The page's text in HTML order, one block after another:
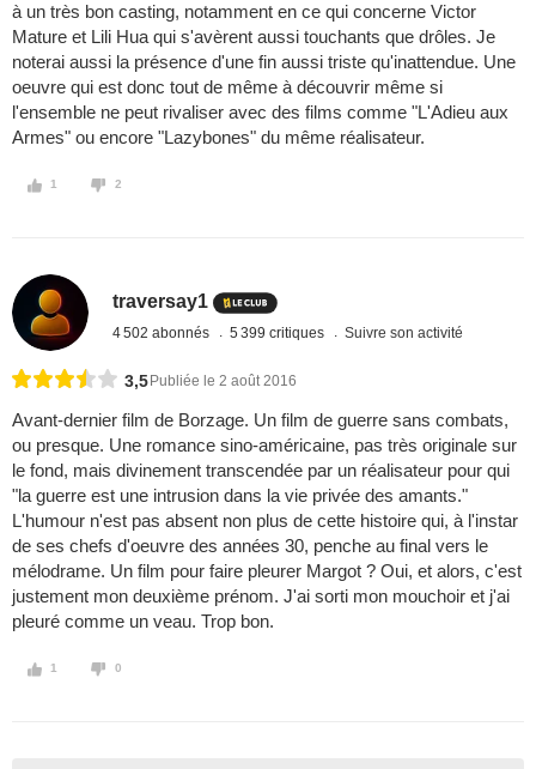
à un très bon casting, notamment en ce qui concerne Victor
Mature et Lili Hua qui s'avèrent aussi touchants que drôles. Je
noterai aussi la présence d'une fin aussi triste qu'inattendue. Une
oeuvre qui est donc tout de même à découvrir même si
l'ensemble ne peut rivaliser avec des films comme "L'Adieu aux
Armes" ou encore "Lazybones" du même réalisateur.
1 2
traversay1
4 502 abonnés 5 399 critiques Suivre son activité
3,5 Publiée le 2 août 2016
Avant-dernier film de Borzage. Un film de guerre sans combats,
ou presque. Une romance sino-américaine, pas très originale sur
le fond, mais divinement transcendée par un réalisateur pour qui
"la guerre est une intrusion dans la vie privée des amants."
L'humour n'est pas absent non plus de cette histoire qui, à l'instar
de ses chefs d'oeuvre des années 30, penche au final vers le
mélodrame. Un film pour faire pleurer Margot ? Oui, et alors, c'est
justement mon deuxième prénom. J'ai sorti mon mouchoir et j'ai
pleuré comme un veau. Trop bon.
1 0